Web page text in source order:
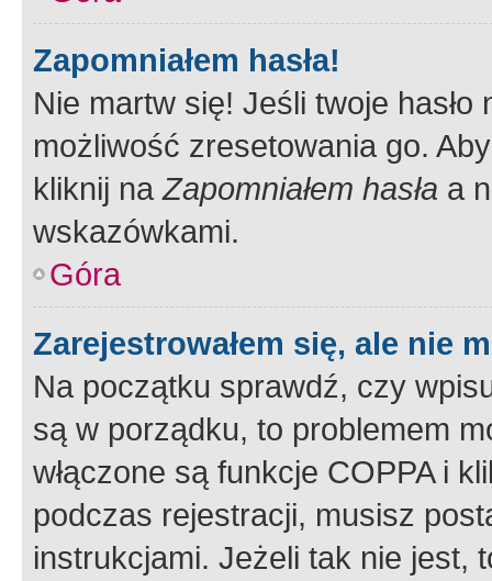
Zapomniałem hasła!
Nie martw się! Jeśli twoje
możliwość zresetowania go.
kliknij naZapomniałem hasła a
wskazówkami.
Góra
Zarejestrowałem się, ale nie
Na początku sprawdź, czy
są w porządku, to problemem
włączone są funkcje COPPA i
podczas rejestracji, musisz
instrukcjami. Jeżeli tak nie jest,